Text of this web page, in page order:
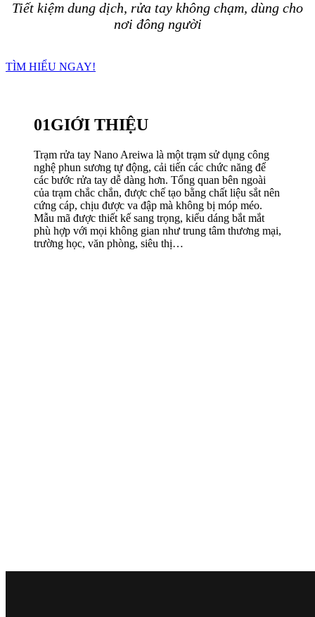
Tiết kiệm dung dịch, rửa tay không chạm, dùng cho
nơi đông người
TÌM HIỂU NGAY!
01GIỚI THIỆU
Trạm rửa tay Nano Areiwa là một trạm sử dụng công
nghệ phun sương tự động, cải tiến các chức năng để
các bước rửa tay dễ dàng hơn. Tổng quan bên ngoài
của trạm chắc chắn, được chế tạo bằng chất liệu sắt nên
cứng cáp, chịu được va đập mà không bị móp méo.
Mẫu mã được thiết kế sang trọng, kiểu dáng bắt mắt
phù hợp với mọi không gian như trung tâm thương mại,
trường học, văn phòng, siêu thị…